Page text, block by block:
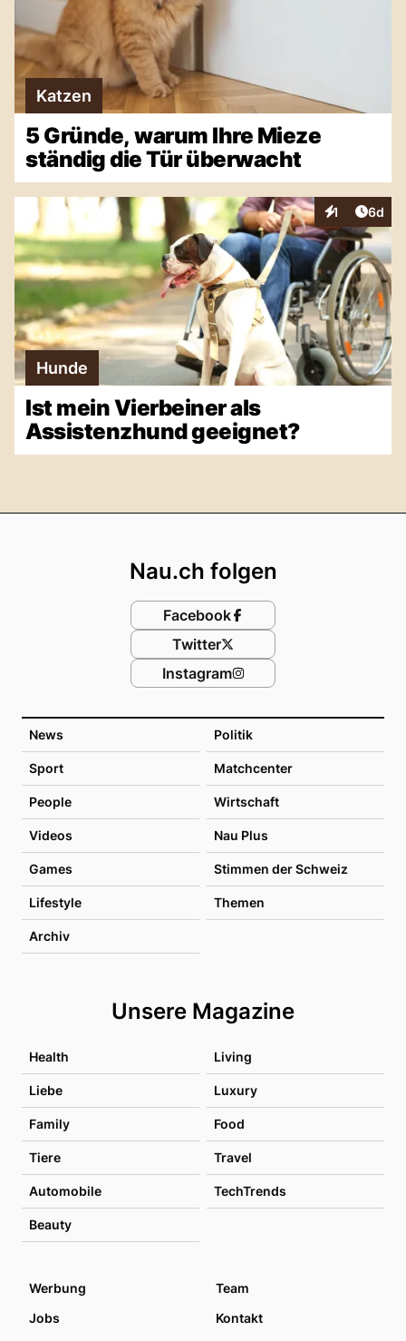
Katzen
5 Gründe, warum Ihre Mieze
ständig die Tür überwacht
1
Interaktionen
6d
Hunde
Ist mein Vierbeiner als
Assistenzhund geeignet?
News Politik
Sport Matchcenter
People Wirtschaft
Videos Nau Plus
Games Stimmen der Schweiz
Lifestyle Themen
Archiv
Unsere Magazine
Health Living
Liebe Luxury
Family Food
Tiere Travel
Automobile TechTrends
Beauty
Nau.ch folgen
Facebook
Twitter
Instagram
Werbung
Team
Jobs
Kontakt